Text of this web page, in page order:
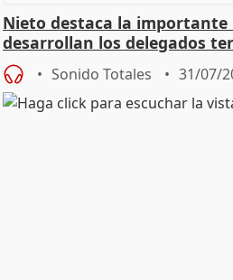
Nieto destaca la importante
desarrollan los delegados
Sonido Totales 31/07/